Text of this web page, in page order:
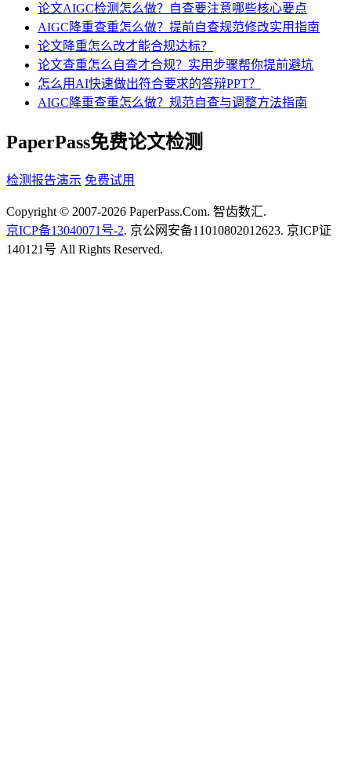
论文AIGC检测怎么做？自查要注意哪些核心要点
AIGC降重查重怎么做？提前自查规范修改实用指南
论文降重怎么改才能合规达标？
论文查重怎么自查才合规？实用步骤帮你提前避坑
怎么用AI快速做出符合要求的答辩PPT？
AIGC降重查重怎么做？规范自查与调整方法指南
PaperPass免费论文检测
检测报告演示 免费试用
Copyright © 2007-2026 PaperPass.Com. 智齿数汇.
京ICP备13040071号-2. 京公网安备11010802012623. 京ICP证
140121号 All Rights Reserved.